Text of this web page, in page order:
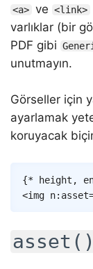
<a> ve <link>
varlıklar (bir
PDF gibi
unutmayın.
Görseller için
ayarlamak
koruyacak
{* height,
<img n:asset
asset()